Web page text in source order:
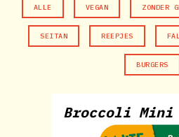
ALLE VEGAN ZONDER
SEITAN REEPJES
BURGERS
Broccoli Mini